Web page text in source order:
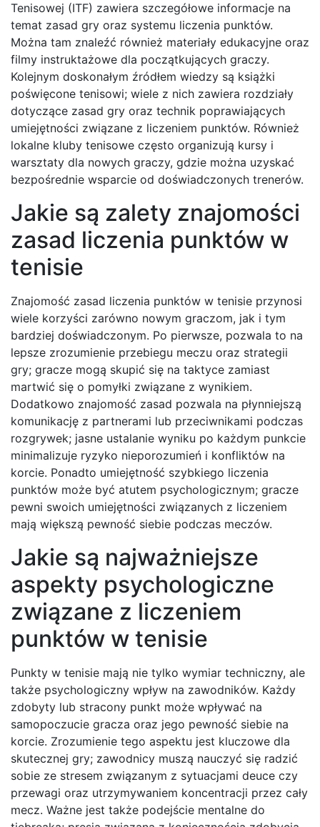
Tenisowej (ITF) zawiera szczegółowe informacje na
temat zasad gry oraz systemu liczenia punktów.
Można tam znaleźć również materiały edukacyjne oraz
filmy instruktażowe dla początkujących graczy.
Kolejnym doskonałym źródłem wiedzy są książki
poświęcone tenisowi; wiele z nich zawiera rozdziały
dotyczące zasad gry oraz technik poprawiających
umiejętności związane z liczeniem punktów. Również
lokalne kluby tenisowe często organizują kursy i
warsztaty dla nowych graczy, gdzie można uzyskać
bezpośrednie wsparcie od doświadczonych trenerów.
Jakie są zalety znajomości
zasad liczenia punktów w
tenisie
Znajomość zasad liczenia punktów w tenisie przynosi
wiele korzyści zarówno nowym graczom, jak i tym
bardziej doświadczonym. Po pierwsze, pozwala to na
lepsze zrozumienie przebiegu meczu oraz strategii
gry; gracze mogą skupić się na taktyce zamiast
martwić się o pomyłki związane z wynikiem.
Dodatkowo znajomość zasad pozwala na płynniejszą
komunikację z partnerami lub przeciwnikami podczas
rozgrywek; jasne ustalanie wyniku po każdym punkcie
minimalizuje ryzyko nieporozumień i konfliktów na
korcie. Ponadto umiejętność szybkiego liczenia
punktów może być atutem psychologicznym; gracze
pewni swoich umiejętności związanych z liczeniem
mają większą pewność siebie podczas meczów.
Jakie są najważniejsze
aspekty psychologiczne
związane z liczeniem
punktów w tenisie
Punkty w tenisie mają nie tylko wymiar techniczny, ale
także psychologiczny wpływ na zawodników. Każdy
zdobyty lub stracony punkt może wpływać na
samopoczucie gracza oraz jego pewność siebie na
korcie. Zrozumienie tego aspektu jest kluczowe dla
skutecznej gry; zawodnicy muszą nauczyć się radzić
sobie ze stresem związanym z sytuacjami deuce czy
przewagi oraz utrzymywaniem koncentracji przez cały
mecz. Ważne jest także podejście mentalne do